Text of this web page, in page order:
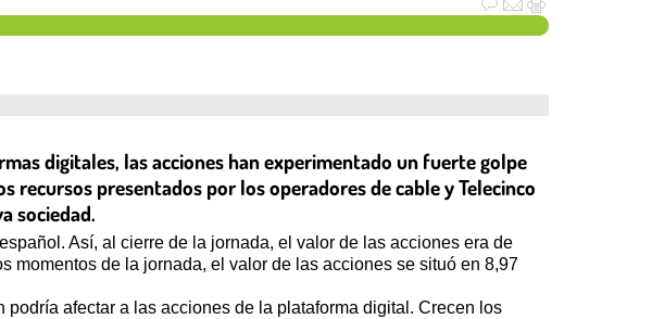
digitales, las acciones han experimentado un fuerte golpe
recursos presentados por los operadores de cable y Telecinco
sociedad.
Así, al cierre de la jornada, el valor de las acciones era de
momentos de la jornada, el valor de las acciones se situó en 8,97
afectar a las acciones de la plataforma digital. Crecen los